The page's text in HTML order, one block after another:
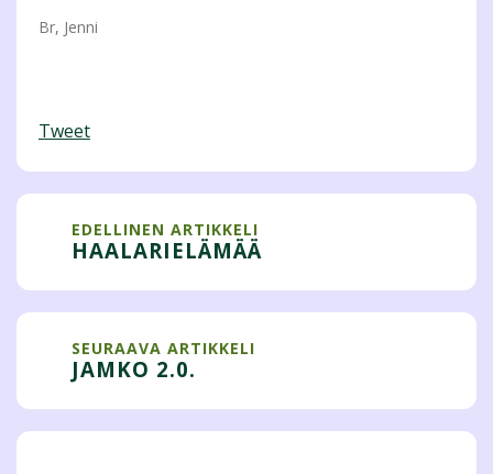
Br, Jenni
Tweet
EDELLINEN ARTIKKELI
HAALARIELÄMÄÄ
SEURAAVA ARTIKKELI
JAMKO 2.0.